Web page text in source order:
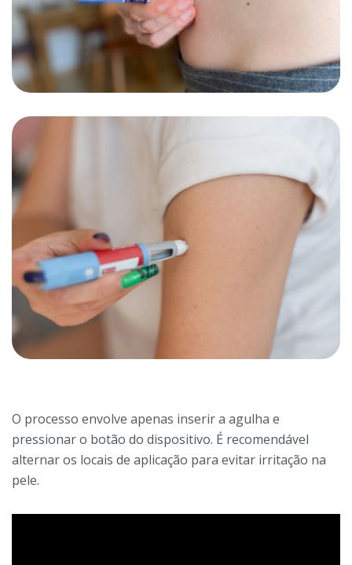
O processo envolve apenas inserir a agulha e
pressionar o botão do dispositivo. É recomendável
alternar os locais de aplicação para evitar irritação na
pele.